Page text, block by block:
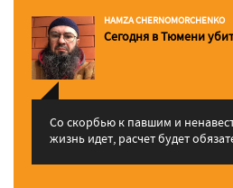
HAMZA CHERNOMORCHENKO
Сегодня в Тюмени
Со скорбью к павшим и
жизнь идет, расчет будет